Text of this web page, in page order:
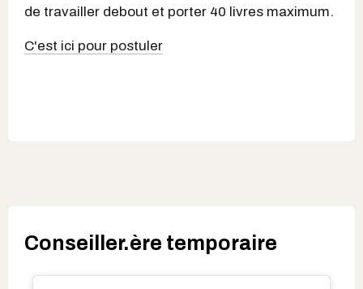
de travailler debout et porter 40 livres maximum.
C'est ici pour postuler
Conseiller.ère temporaire